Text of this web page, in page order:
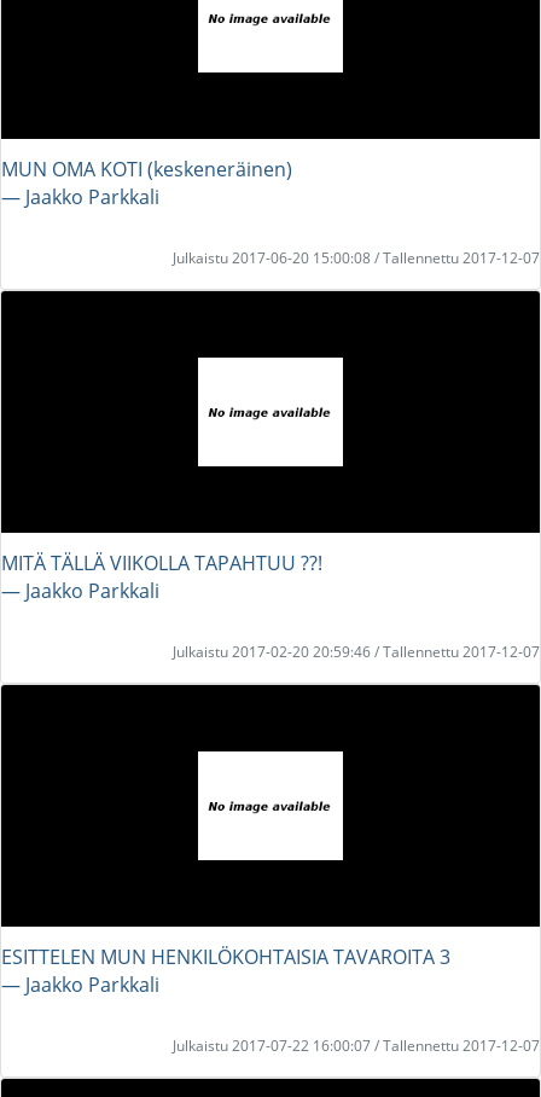
MUN OMA KOTI (keskeneräinen)
― Jaakko Parkkali
Julkaistu 2017-06-20 15:00:08 / Tallennettu 2017-12-07
MITÄ TÄLLÄ VIIKOLLA TAPAHTUU ??!
― Jaakko Parkkali
Julkaistu 2017-02-20 20:59:46 / Tallennettu 2017-12-07
ESITTELEN MUN HENKILÖKOHTAISIA TAVAROITA 3
― Jaakko Parkkali
Julkaistu 2017-07-22 16:00:07 / Tallennettu 2017-12-07